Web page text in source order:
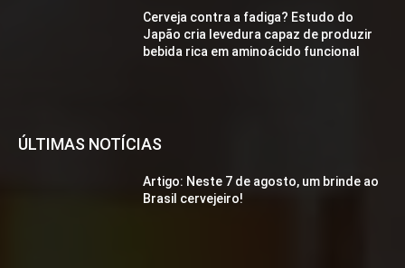
Cerveja contra a fadiga? Estudo do
Japão cria levedura capaz de produzir
bebida rica em aminoácido funcional
ÚLTIMAS NOTÍCIAS
Artigo: Neste 7 de agosto, um brinde ao
Brasil cervejeiro!